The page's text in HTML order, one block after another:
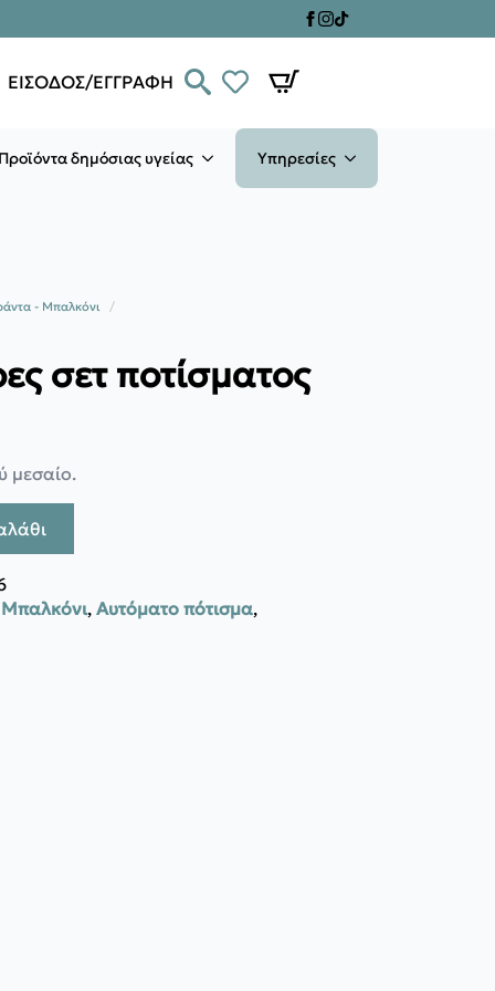
ΕΙΣΟΔΟΣ/ΕΓΓΡΑΦΗ
Προϊόντα δημόσιας υγείας Υπηρεσίες
- Μπαλκόνι
σετ ποτίσματος
μεσαίο.
, Αυτόματο πότισμα,